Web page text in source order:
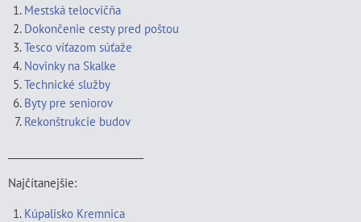
Mestská telocvičňa
Dokončenie cesty pred poštou
Tesco víťazom súťaže
Novinky na Skalke
Technické služby
Byty pre seniorov
Rekonštrukcie budov
Najčítanejšie:
Kúpalisko Kremnica